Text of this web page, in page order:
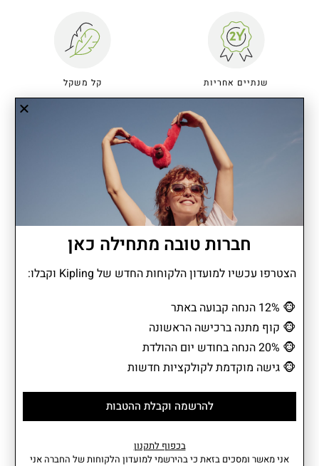
שנתיים אחריות קל משקל
חלוקת תאים מרובה חלוקה פנימית
דוחה מים
כמה מושלם 2 ב1 ABANU MULTI תיק הניתן לשינוי גם כפאוץ' וגם כתיק
המותניים, כתיק כתף או באלכסון לגוף. כל מה שצריך לאחסון החפצים
החשובים שלך כמו טלפון, כסף, מפתחות וכל דבר אחר לבחירתך.
חברות טובה מתחילה כאן
הצטרפו עכשיו למועדון הלקוחות החדש של Kipling וקבלו:
🐵
🐵 קוף מתנה ברכישה הראשונה
🐵
🐵 גישה מוקדמת לקולקציות חדשות
להרשמה וקבלת ההטבות
בכפוף לתקנון
אני מאשר ומסכים בזאת כי בהירשמי למועדון הלקוחות של החברה אני